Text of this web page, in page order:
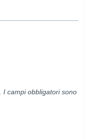
I campi obbligatori sono